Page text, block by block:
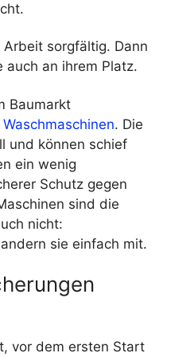
Arbeit sorgfältig. Dann
an ihrem Platz.
Baumarkt
. Die
und können schief
ein wenig
Schutz gegen
sind die
nicht:
sie einfach mit.
vor dem ersten Start